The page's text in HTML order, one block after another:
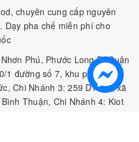
chuyên cung cấp nguyên
Dạy pha chế miễn phí cho
Phú, Phước Long B, Quận
1 đường số 7, khu phố 3,
Chi Nhánh 3: 259 DT766, xã
Thuận, Chi Nhánh 4: Kiot
Xương - Hòa Phong - Hòa